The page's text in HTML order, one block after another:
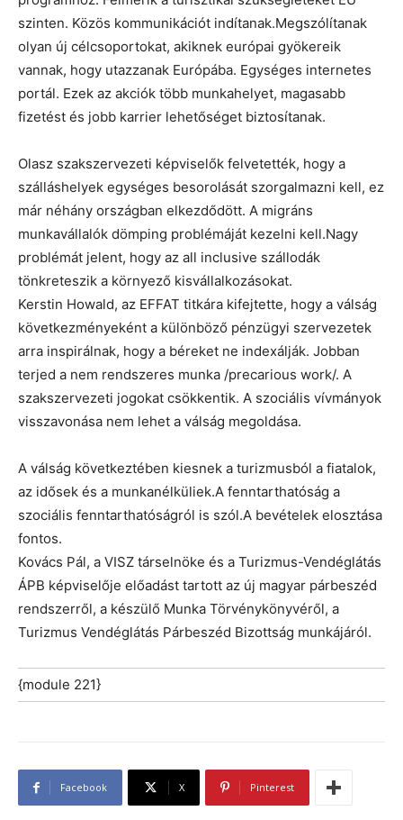
szinten. Közös kommunikációt indítanak.Megszólítanak
olyan új célcsoportokat, akiknek európai gyökereik
vannak, hogy utazzanak Európába. Egységes internetes
portál. Ezek az akciók több munkahelyet, magasabb
fizetést és jobb karrier lehetőséget biztosítanak.
Olasz szakszervezeti képviselők felvetették, hogy a
szálláshelyek egységes besorolását szorgalmazni kell, ez
már néhány országban elkezdődött. A migráns
munkavállalók dömping problémáját kezelni kell.Nagy
problémát jelent, hogy az all inclusive szállodák
tönkreteszik a környező kisvállalkozásokat.
Kerstin Howald, az EFFAT titkára kifejtette, hogy a válság
következményeként a különböző pénzügyi szervezetek
arra inspirálnak, hogy a béreket ne indexálják. Jobban
terjed a nem rendszeres munka /precarious work/. A
szakszervezeti jogokat csökkentik. A szociális vívmányok
visszavonása nem lehet a válság megoldása.
A válság következtében kiesnek a turizmusból a fiatalok,
az idősek és a munkanélküliek.A fenntarthatóság a
szociális fenntarthatóságról is szól.A bevételek elosztása
fontos.
Kovács Pál, a VISZ társelnöke és a Turizmus-Vendéglátás
ÁPB képviselője előadást tartott az új magyar párbeszéd
rendszerről, a készülő Munka Törvénykönyvéről, a
Turizmus Vendéglátás Párbeszéd Bizottság munkájáról.
{module 221}
Facebook X Pinterest